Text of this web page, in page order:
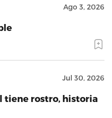
Ago 3, 2026
Jul 30, 2026
tiene rostro, historia